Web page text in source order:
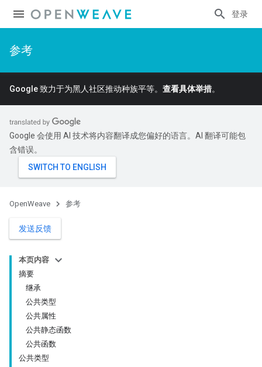
登录
参考
Google 致力于为黑人社区推动种族平等。 查看具体举措。
Google 会使用 AI 技术将内容翻译成您偏好的语言。AI 翻译可能包
含错误。
OpenWeave 参考
发送反馈
本页内容
摘要
继承
公共类型
公共属性
公共静态函数
公共函数
公共类型